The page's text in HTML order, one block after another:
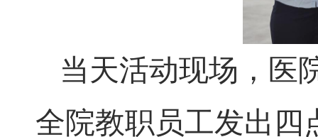
当天活动现场，医
全院教职员工发出四